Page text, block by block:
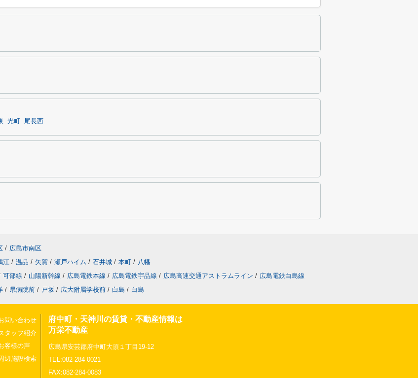
光町 尾長西
/ 広島市南区
江 / 温品 / 矢賀 / 瀬戸ハイム / 石井城 / 本町 / 八幡
可部線 / 山陽新幹線 / 広島電鉄本線 / 広島電鉄宇品線 / 広島高速交通アストラムライン / 広島電鉄白島線
/ 県病院前 / 戸坂 / 広大附属学校前 / 白島 / 白島
問い合わせ
タッフ紹介
客様の声
辺施設検索
府中町・天神川の賃貸・不動産情報は
万栄不動産
広島県安芸郡府中町大須１丁目19-12
TEL:082-284-0021
FAX:082-284-0083